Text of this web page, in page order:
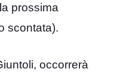
prossima
scontata).
occorrerà